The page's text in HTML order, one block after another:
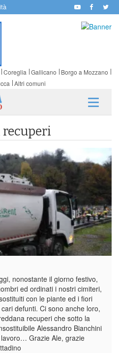
Coreglia Gallicano
Borgo a Mozzano
Altri comuni
recuperi
nonostante il giorno festivo,
ed ordinati i nostri cimiteri,
con le piante ed i fiori
defunti. Ci sono anche loro,
recuperi che sotto la
Alessandro Bianchini
Grazie Ale, grazie